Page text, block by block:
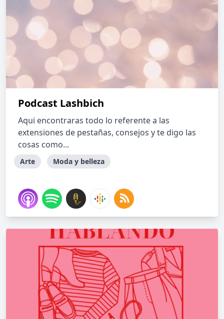
Podcast Lashbich
Aqui encontraras todo lo referente a las
extensiones de pestañas, consejos y te digo las
cosas como...
Arte Moda y belleza